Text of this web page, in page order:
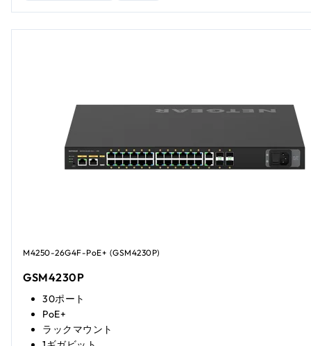
M4250-26G4F-PoE+ (GSM4230P)
GSM4230P
30ポート
PoE+
ラックマウント